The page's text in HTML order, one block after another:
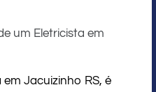
um Eletricista em
Jacuizinho RS, é